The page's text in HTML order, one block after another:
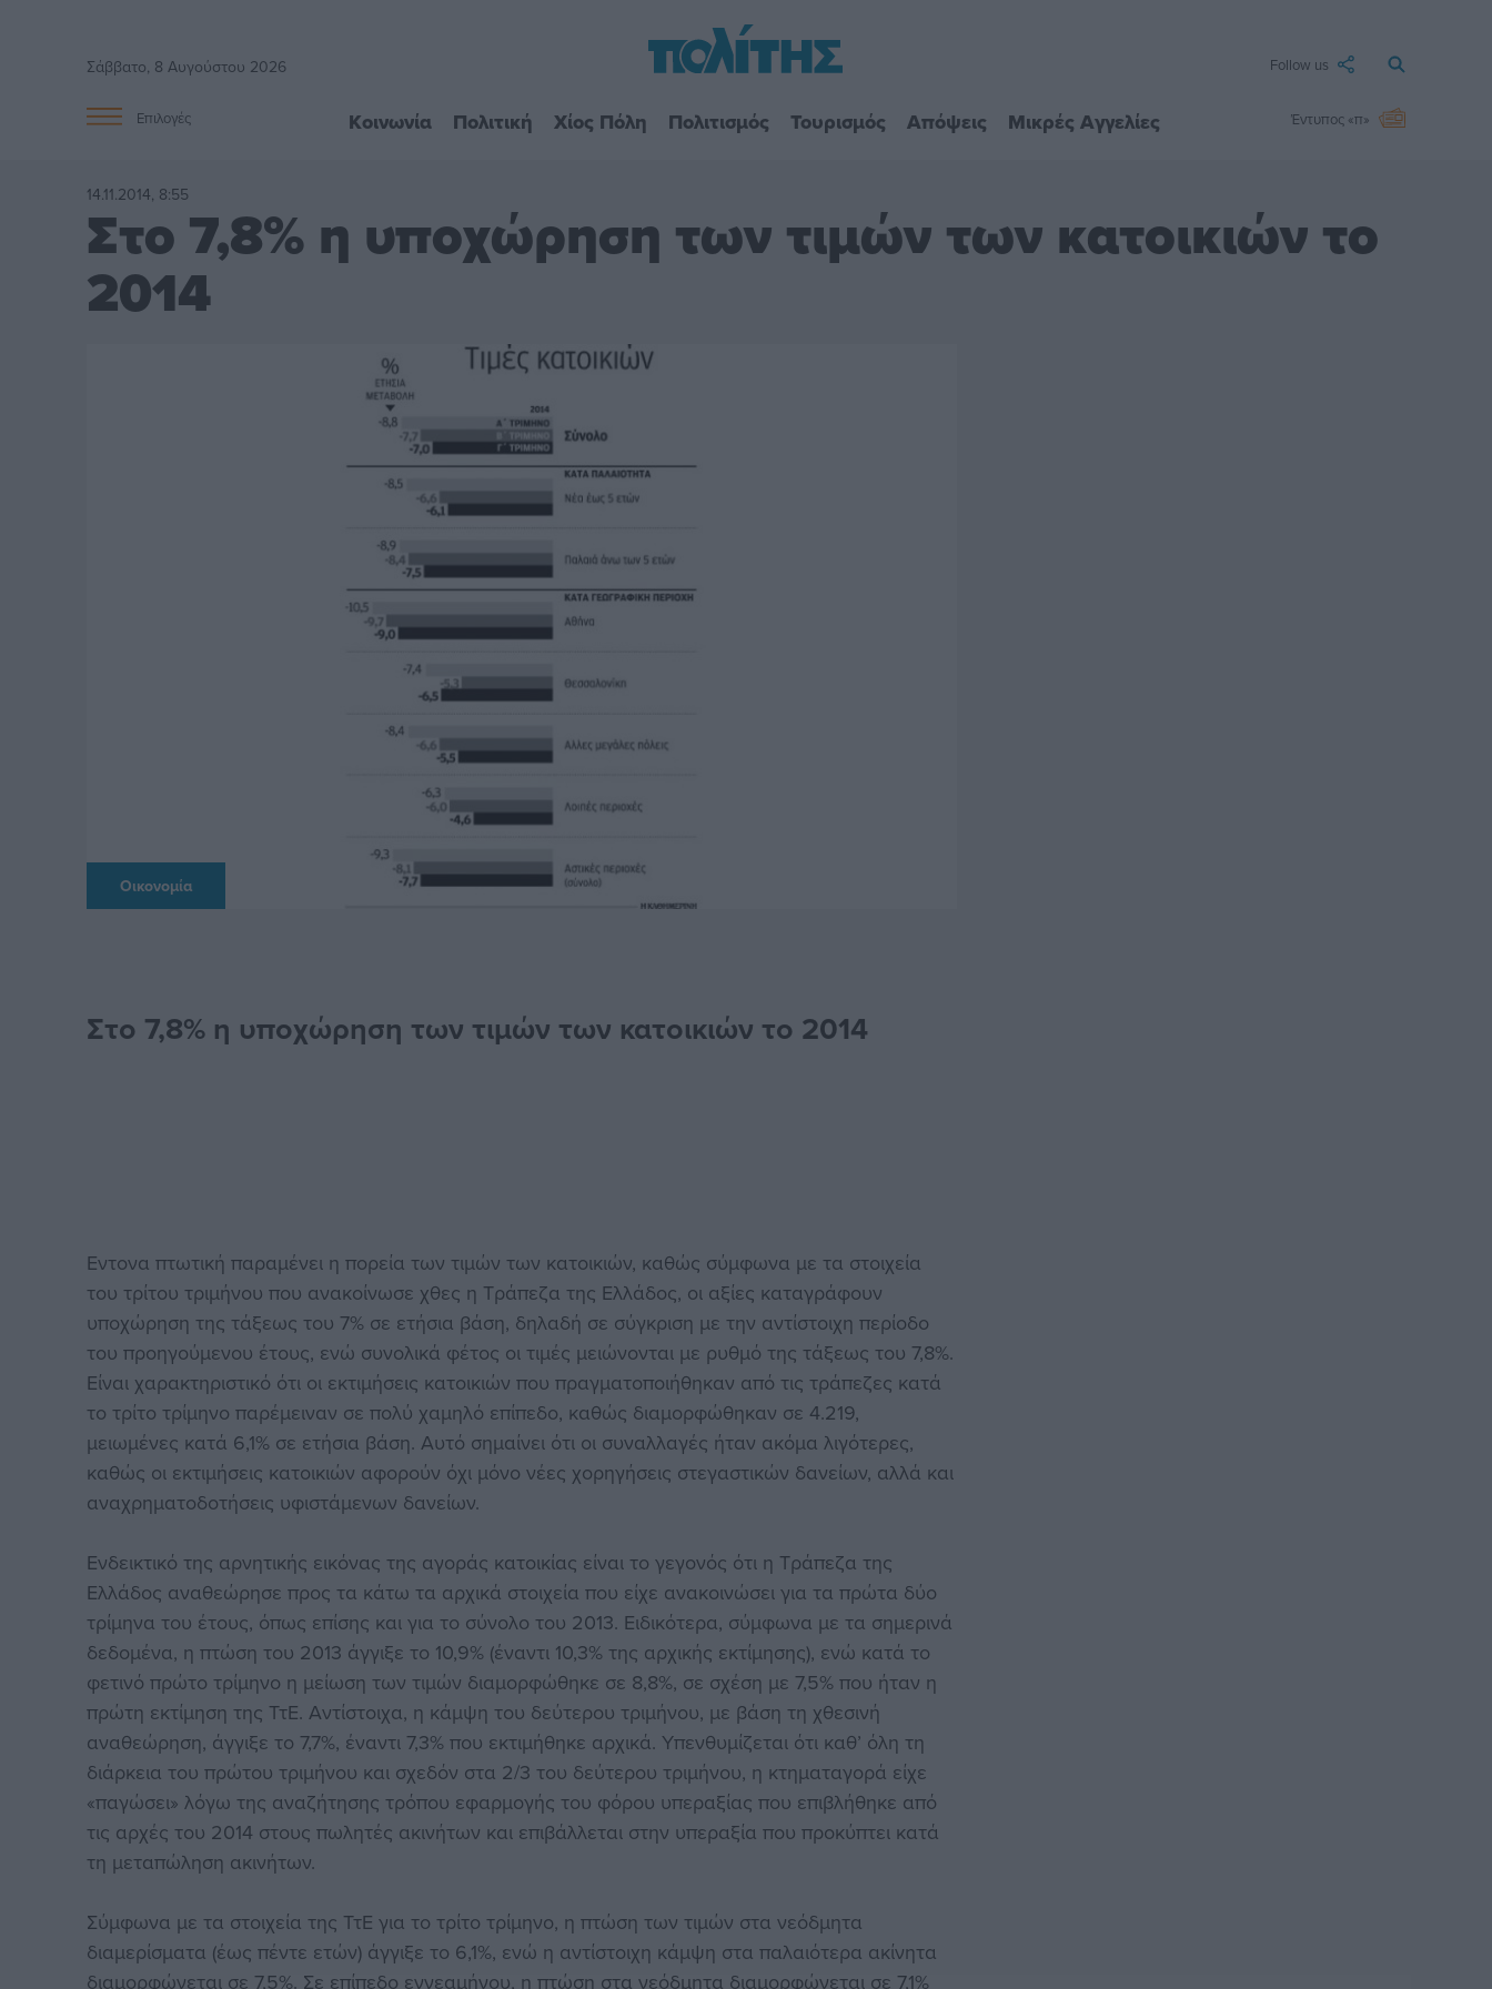
Σάββατο, 8 Αυγούστου 2026 Follow us
Επιλογές Κοινωνία Πολιτική Χίος Πόλη Πολιτισμός Τουρισμός Απόψεις Μικρές Αγγελίες Έντυπος «π»
14.11.2014, 8:55
Στο 7,8% η υποχώρηση των τιμών των κατοικιών το
2014
Οικονομία
Στο 7,8% η υποχώρηση των τιμών των κατοικιών το 2014
Εντονα πτωτική παραμένει η πορεία των τιμών των κατοικιών, καθώς σύμφωνα με τα στοιχεία
του τρίτου τριμήνου που ανακοίνωσε χθες η Τράπεζα της Ελλάδος, οι αξίες καταγράφουν
υποχώρηση της τάξεως του 7% σε ετήσια βάση, δηλαδή σε σύγκριση με την αντίστοιχη περίοδο
του προηγούμενου έτους, ενώ συνολικά φέτος οι τιμές μειώνονται με ρυθμό της τάξεως του 7,8%.
Είναι χαρακτηριστικό ότι οι εκτιμήσεις κατοικιών που πραγματοποιήθηκαν από τις τράπεζες κατά
το τρίτο τρίμηνο παρέμειναν σε πολύ χαμηλό επίπεδο, καθώς διαμορφώθηκαν σε 4.219,
μειωμένες κατά 6,1% σε ετήσια βάση. Αυτό σημαίνει ότι οι συναλλαγές ήταν ακόμα λιγότερες,
καθώς οι εκτιμήσεις κατοικιών αφορούν όχι μόνο νέες χορηγήσεις στεγαστικών δανείων, αλλά και
αναχρηματοδοτήσεις υφιστάμενων δανείων.
Ενδεικτικό της αρνητικής εικόνας της αγοράς κατοικίας είναι το γεγονός ότι η Τράπεζα της
Ελλάδος αναθεώρησε προς τα κάτω τα αρχικά στοιχεία που είχε ανακοινώσει για τα πρώτα δύο
τρίμηνα του έτους, όπως επίσης και για το σύνολο του 2013. Ειδικότερα, σύμφωνα με τα σημερινά
δεδομένα, η πτώση του 2013 άγγιξε το 10,9% (έναντι 10,3% της αρχικής εκτίμησης), ενώ κατά το
φετινό πρώτο τρίμηνο η μείωση των τιμών διαμορφώθηκε σε 8,8%, σε σχέση με 7,5% που ήταν η
πρώτη εκτίμηση της ΤτΕ. Αντίστοιχα, η κάμψη του δεύτερου τριμήνου, με βάση τη χθεσινή
αναθεώρηση, άγγιξε το 7,7%, έναντι 7,3% που εκτιμήθηκε αρχικά. Υπενθυμίζεται ότι καθ’ όλη τη
διάρκεια του πρώτου τριμήνου και σχεδόν στα 2/3 του δεύτερου τριμήνου, η κτηματαγορά είχε
«παγώσει» λόγω της αναζήτησης τρόπου εφαρμογής του φόρου υπεραξίας που επιβλήθηκε από
τις αρχές του 2014 στους πωλητές ακινήτων και επιβάλλεται στην υπεραξία που προκύπτει κατά
τη μεταπώληση ακινήτων.
Σύμφωνα με τα στοιχεία της ΤτΕ για το τρίτο τρίμηνο, η πτώση των τιμών στα νεόδμητα
διαμερίσματα (έως πέντε ετών) άγγιξε το 6,1%, ενώ η αντίστοιχη κάμψη στα παλαιότερα ακίνητα
διαμορφώνεται σε 7,5%. Σε επίπεδο εννεαμήνου, η πτώση στα νεόδμητα διαμορφώνεται σε 7,1%